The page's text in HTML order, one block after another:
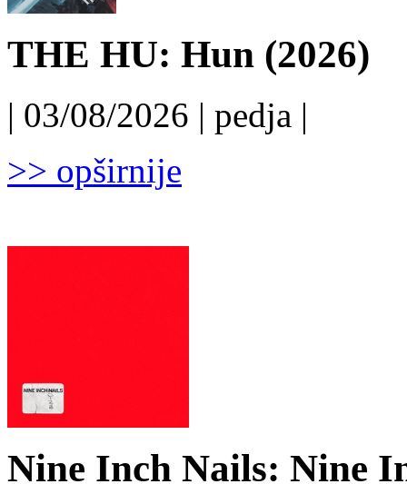
THE HU: Hun (2026)
| 03/08/2026 | pedja |
>> opširnije
Nine Inch Nails: Nine